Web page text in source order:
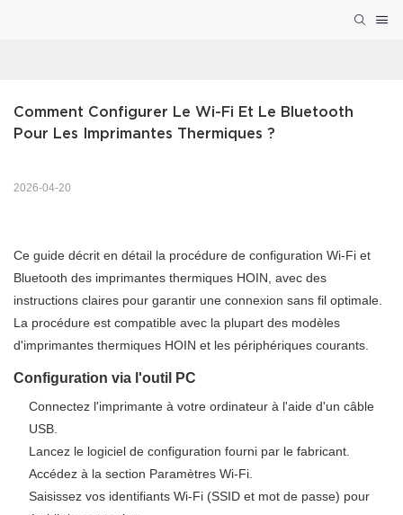
Comment Configurer Le Wi-Fi Et Le Bluetooth
Pour Les Imprimantes Thermiques ?
2026-04-20
Ce guide décrit en détail la procédure de configuration Wi-Fi et
Bluetooth des imprimantes thermiques HOIN, avec des
instructions claires pour garantir une connexion sans fil optimale.
La procédure est compatible avec la plupart des modèles
d'imprimantes thermiques HOIN et les périphériques courants.
Configuration via l'outil PC
Connectez l'imprimante à votre ordinateur à l'aide d'un câble
USB.
Lancez le logiciel de configuration fourni par le fabricant.
Accédez à la section Paramètres Wi-Fi.
Saisissez vos identifiants Wi-Fi (SSID et mot de passe) pour